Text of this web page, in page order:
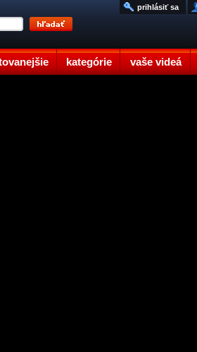
kategórie vaše videá
prihlásiť sa